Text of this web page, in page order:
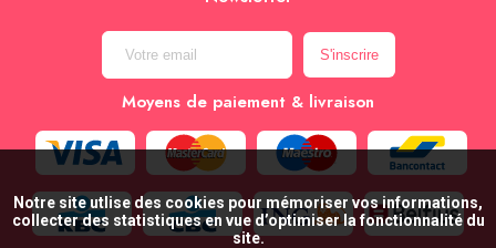
Moyens de paiement & livraison
Notre site utlise des cookies pour mémoriser vos informations,
collecter des statistiques en vue d’optimiser la fonctionnalité du
site.